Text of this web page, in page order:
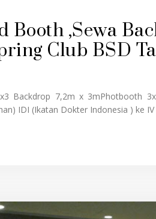
Booth ,Sewa
Club BSD
Backdrop 7,2m x 3mPhotbooth
IDI (Ikatan Dokter Indonesia ) ke IV